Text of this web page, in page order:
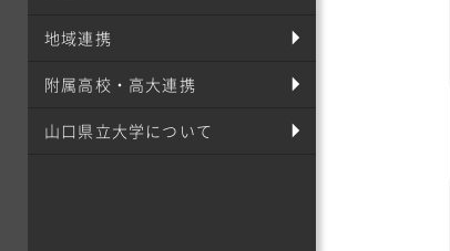
地域連携
附属高校・高大連携
山口県立大学について